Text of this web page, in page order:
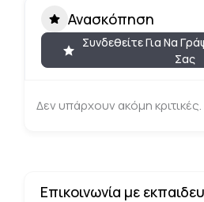
Ανασκόπηση
Συνδεθείτε Για Να
Σας
Δεν υπάρχουν ακόμη κριτικές.
Επικοινωνία με